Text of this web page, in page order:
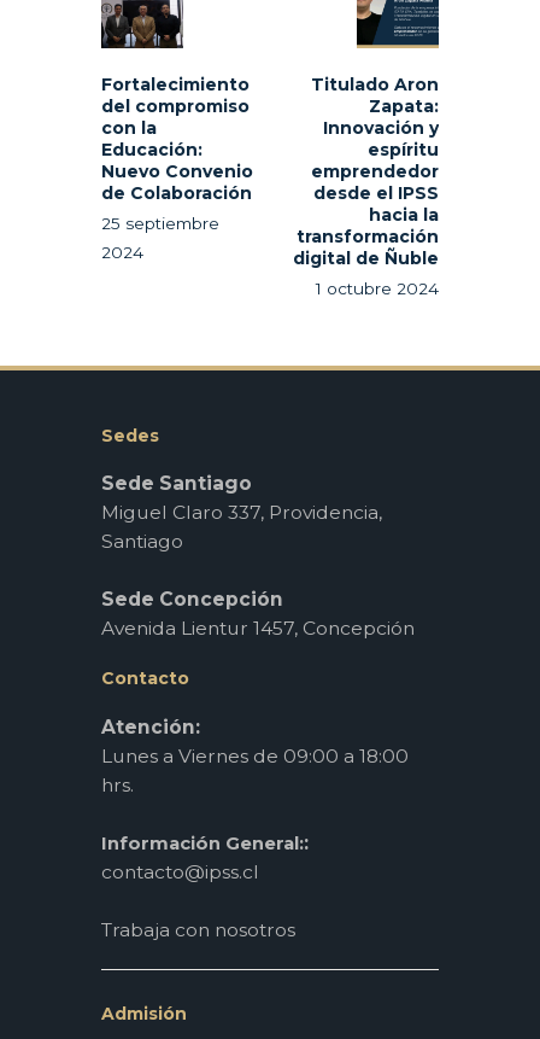
entradas
post:
Fortalecimiento
del compromiso
con la
Educación:
Nuevo Convenio
de Colaboración
25 septiembre
2024
Titulado Aron
Zapata:
Innovación y
espíritu
emprendedor
desde el IPSS
hacia la
transformación
digital de Ñuble
1 octubre 2024
Sedes
Sede Santiago
Miguel Claro 337, Providencia,
Santiago
Sede Concepción
Avenida Lientur 1457, Concepción
Contacto
Atención:
Lunes a Viernes de 09:00 a 18:00
hrs.
Información General::
contacto@ipss.cl
Trabaja con nosotros
Admisión